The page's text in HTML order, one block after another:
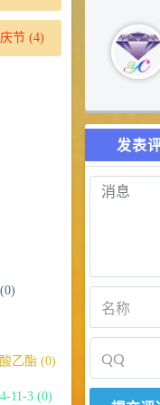
发表
节(4)
乙酯 (0)
11-3 (0)